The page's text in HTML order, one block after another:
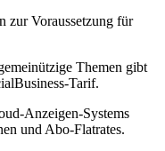
zur Voraussetzung für
Themen gibt
Tarif.
Anzeigen-Systems
und Abo-Flatrates.